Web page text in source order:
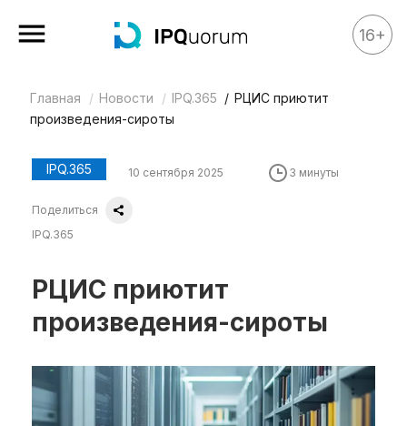
Все материалы
Аналитика
Legal review
События
IP Stories
Квиз
О нас
Календарь
16+
Главная Новости IPQ.365
РЦИС приютит
произведения-сироты
IPQ.365 10 сентября 2025 3 минуты
Поделиться
IPQ.365
РЦИС приютит
произведения-сироты